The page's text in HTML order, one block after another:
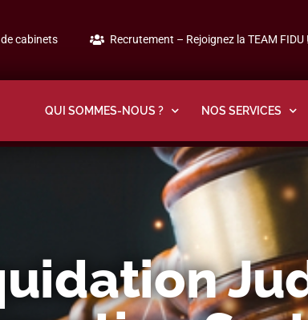
cabinets Recrutement – Rejoignez la TEAM FIDU !
QUI SOMMES-NOUS ? NOS SERVICES